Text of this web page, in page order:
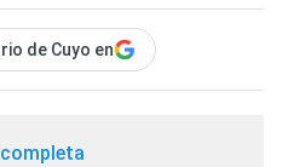
de Cuyo en